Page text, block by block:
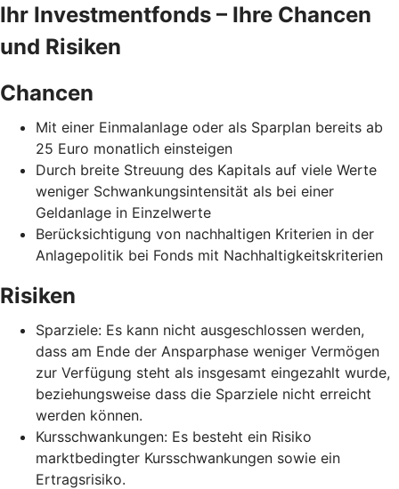
Ihr Investmentfonds – Ihre Chancen
und Risiken
Chancen
Mit einer Einmalanlage oder als Sparplan bereits ab
25 Euro monatlich einsteigen
Durch breite Streuung des Kapitals auf viele Werte
weniger Schwankungsintensität als bei einer
Geldanlage in Einzelwerte
Berücksichtigung von nachhaltigen Kriterien in der
Anlagepolitik bei Fonds mit Nachhaltigkeitskriterien
Risiken
Sparziele: Es kann nicht ausgeschlossen werden,
dass am Ende der Ansparphase weniger Vermögen
zur Verfügung steht als insgesamt eingezahlt wurde,
beziehungsweise dass die Sparziele nicht erreicht
werden können.
Kursschwankungen: Es besteht ein Risiko
marktbedingter Kursschwankungen sowie ein
Ertragsrisiko.